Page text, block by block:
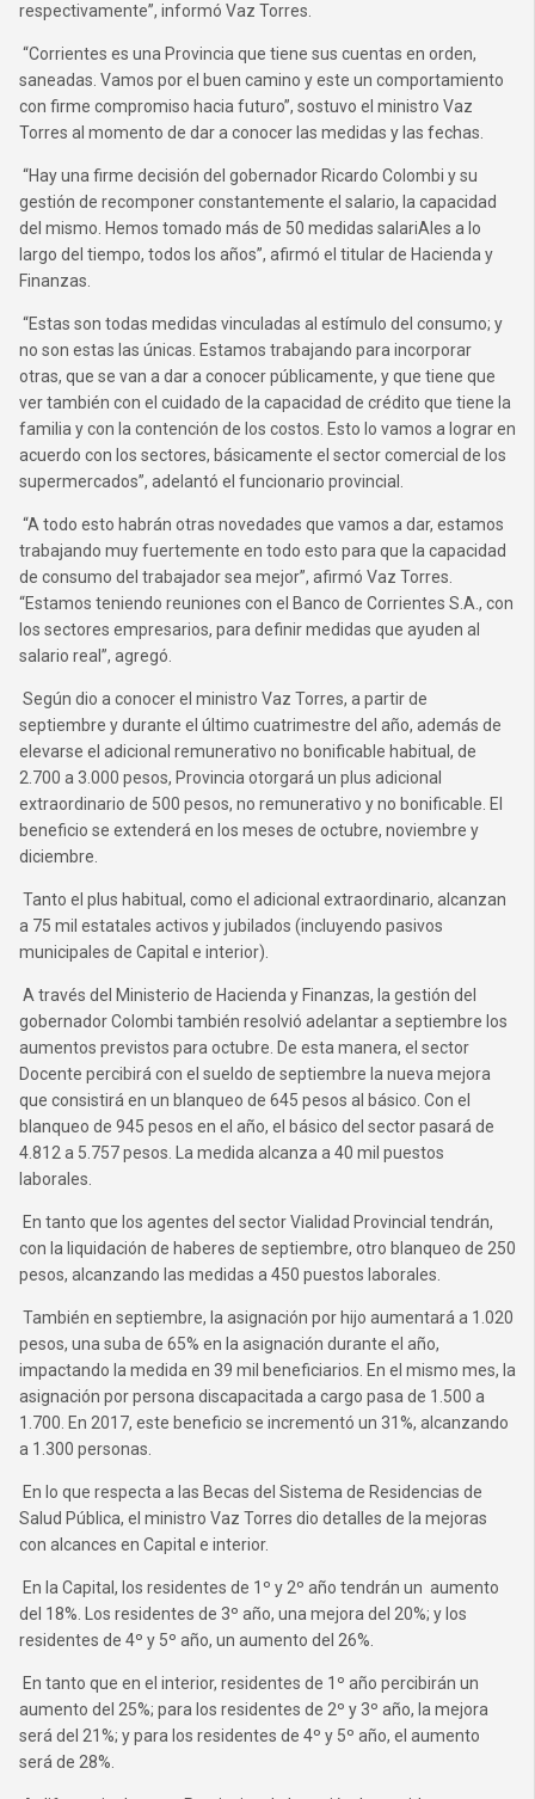
respectivamente”, informó Vaz Torres.
“Corrientes es una Provincia que tiene sus cuentas en orden,
saneadas. Vamos por el buen camino y este un comportamiento
con firme compromiso hacia futuro”, sostuvo el ministro Vaz
Torres al momento de dar a conocer las medidas y las fechas.
“Hay una firme decisión del gobernador Ricardo Colombi y su
gestión de recomponer constantemente el salario, la capacidad
del mismo. Hemos tomado más de 50 medidas salariAles a lo
largo del tiempo, todos los años”, afirmó el titular de Hacienda y
Finanzas.
“Estas son todas medidas vinculadas al estímulo del consumo; y
no son estas las únicas. Estamos trabajando para incorporar
otras, que se van a dar a conocer públicamente, y que tiene que
ver también con el cuidado de la capacidad de crédito que tiene la
familia y con la contención de los costos. Esto lo vamos a lograr en
acuerdo con los sectores, básicamente el sector comercial de los
supermercados”, adelantó el funcionario provincial.
“A todo esto habrán otras novedades que vamos a dar, estamos
trabajando muy fuertemente en todo esto para que la capacidad
de consumo del trabajador sea mejor”, afirmó Vaz Torres.
“Estamos teniendo reuniones con el Banco de Corrientes S.A., con
los sectores empresarios, para definir medidas que ayuden al
salario real”, agregó.
Según dio a conocer el ministro Vaz Torres, a partir de
septiembre y durante el último cuatrimestre del año, además de
elevarse el adicional remunerativo no bonificable habitual, de
2.700 a 3.000 pesos, Provincia otorgará un plus adicional
extraordinario de 500 pesos, no remunerativo y no bonificable. El
beneficio se extenderá en los meses de octubre, noviembre y
diciembre.
Tanto el plus habitual, como el adicional extraordinario, alcanzan
a 75 mil estatales activos y jubilados (incluyendo pasivos
municipales de Capital e interior).
A través del Ministerio de Hacienda y Finanzas, la gestión del
gobernador Colombi también resolvió adelantar a septiembre los
aumentos previstos para octubre. De esta manera, el sector
Docente percibirá con el sueldo de septiembre la nueva mejora
que consistirá en un blanqueo de 645 pesos al básico. Con el
blanqueo de 945 pesos en el año, el básico del sector pasará de
4.812 a 5.757 pesos. La medida alcanza a 40 mil puestos
laborales.
En tanto que los agentes del sector Vialidad Provincial tendrán,
con la liquidación de haberes de septiembre, otro blanqueo de 250
pesos, alcanzando las medidas a 450 puestos laborales.
También en septiembre, la asignación por hijo aumentará a 1.020
pesos, una suba de 65% en la asignación durante el año,
impactando la medida en 39 mil beneficiarios. En el mismo mes, la
asignación por persona discapacitada a cargo pasa de 1.500 a
1.700. En 2017, este beneficio se incrementó un 31%, alcanzando
a 1.300 personas.
En lo que respecta a las Becas del Sistema de Residencias de
Salud Pública, el ministro Vaz Torres dio detalles de la mejoras
con alcances en Capital e interior.
En la Capital, los residentes de 1º y 2º año tendrán un aumento
del 18%. Los residentes de 3º año, una mejora del 20%; y los
residentes de 4º y 5º año, un aumento del 26%.
En tanto que en el interior, residentes de 1º año percibirán un
aumento del 25%; para los residentes de 2º y 3º año, la mejora
será del 21%; y para los residentes de 4º y 5º año, el aumento
será de 28%.